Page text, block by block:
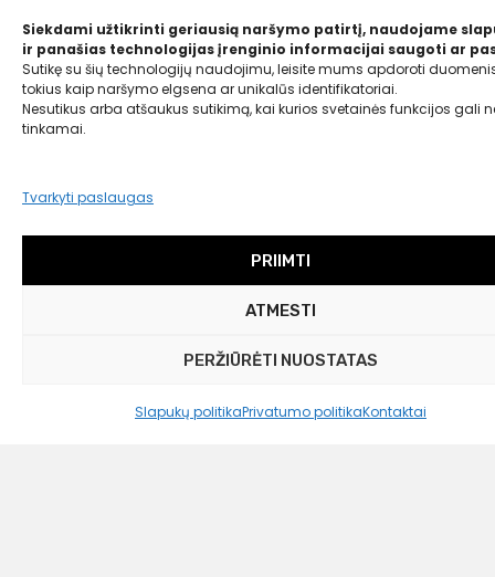
Siekdami užtikrinti geriausią naršymo patirtį, naudojame
ir panašias technologijas įrenginio informacijai saugoti ar
Sutikę su šių technologijų naudojimu, leisite mums apdoroti
tokius kaip naršymo elgsena ar unikalūs identifikatoriai.
Nesutikus arba atšaukus sutikimą, kai kurios svetainės funkcijos gali
tinkamai.
Tvarkyti paslaugas
PRIIMTI
ATMESTI
PERŽIŪRĖTI NUOSTATAS
Slapukų politikaPrivatumo politikaKontaktai
AC Design
Medinė komoda „Jaipur“ su gofruotu fasadu
Liko tik 1 vnt.
399,00 €